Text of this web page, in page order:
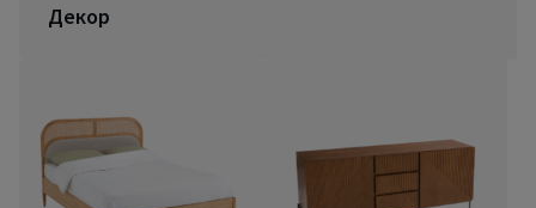
Декор